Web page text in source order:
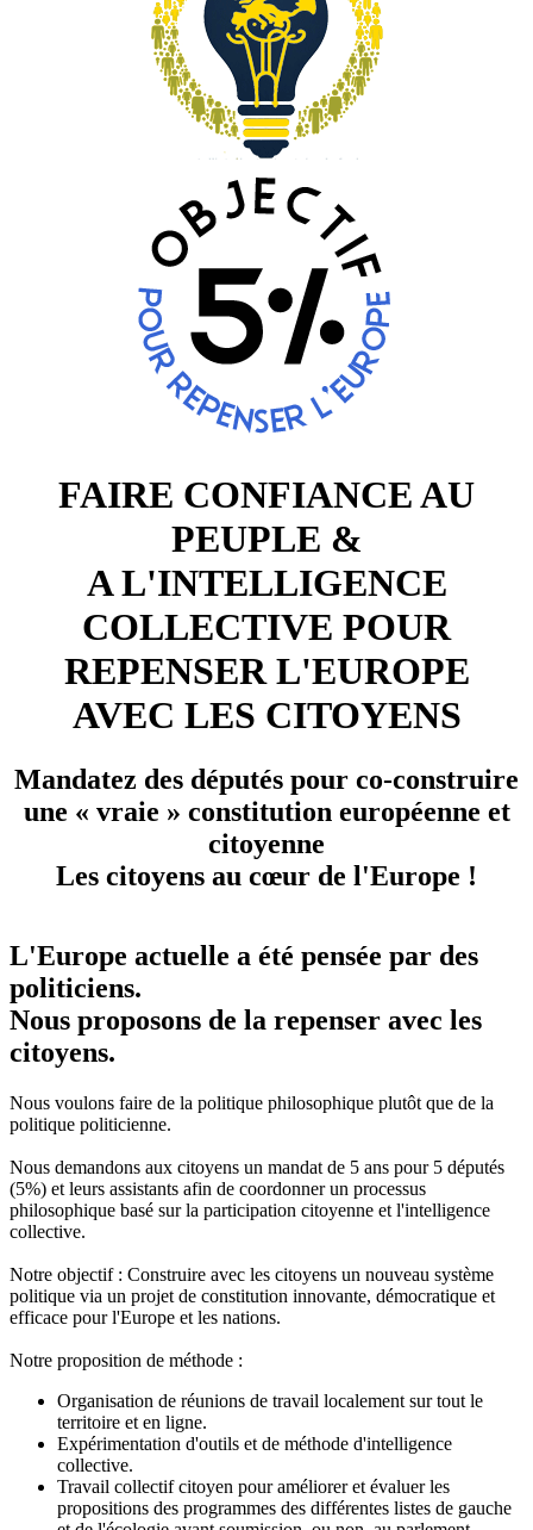
FAIRE CONFIANCE AU
PEUPLE &
A L'INTELLIGENCE
COLLECTIVE POUR
REPENSER L'EUROPE
AVEC LES CITOYENS
Mandatez des députés pour co-construire
une « vraie » constitution européenne et
citoyenne
Les citoyens au cœur de l'Europe !
L'Europe actuelle a été pensée par des
politiciens.
Nous proposons de la repenser avec les
citoyens.
Nous voulons faire de la politique philosophique plutôt que de la
politique politicienne.
Nous demandons aux citoyens un mandat de 5 ans pour 5 députés
(5%) et leurs assistants afin de coordonner un processus
philosophique basé sur la participation citoyenne et l'intelligence
collective.
Notre objectif : Construire avec les citoyens un nouveau système
politique via un projet de constitution innovante, démocratique et
efficace pour l'Europe et les nations.
Notre proposition de méthode :
Organisation de réunions de travail localement sur tout le
territoire et en ligne.
Expérimentation d'outils et de méthode d'intelligence
collective.
Travail collectif citoyen pour améliorer et évaluer les
propositions des programmes des différentes listes de gauche